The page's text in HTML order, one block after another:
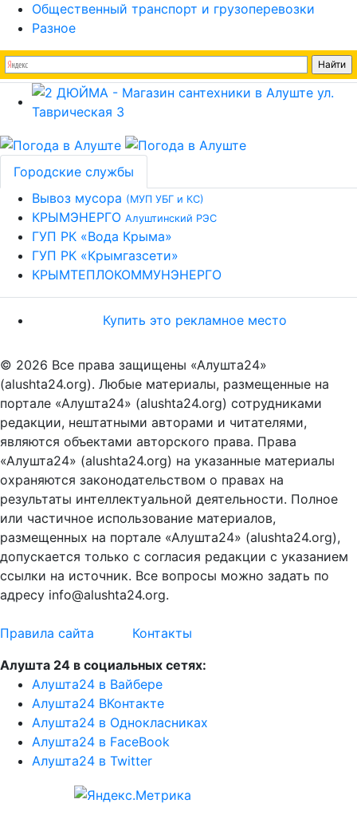
Общественный транспорт и грузоперевозки
Разное
Городские службы
Вывоз мусора (МУП УБГ и КС)
КРЫМЭНЕРГО Алуштинский РЭС
ГУП РК «Вода Крыма»
ГУП РК «Крымгазсети»
КРЫМТЕПЛОКОММУНЭНЕРГО
Купить это рекламное место
© 2026 Все права защищены «Алушта24»
(alushta24.org). Любые материалы, размещенные на
портале «Алушта24» (alushta24.org) сотрудниками
редакции, нештатными авторами и читателями,
являются объектами авторского права. Права
«Алушта24» (alushta24.org) на указанные материалы
охраняются законодательством о правах на
результаты интеллектуальной деятельности. Полное
или частичное использование материалов,
размещенных на портале «Алушта24» (alushta24.org),
допускается только с согласия редакции с указанием
ссылки на источник. Все вопросы можно задать по
адресу info@alushta24.org.
Правила сайта
Контакты
Алушта 24 в социальных сетях:
Алушта24 в Вайбере
Алушта24 ВКонтакте
Алушта24 в Однокласниках
Алушта24 в FaceBook
Алушта24 в Twitter